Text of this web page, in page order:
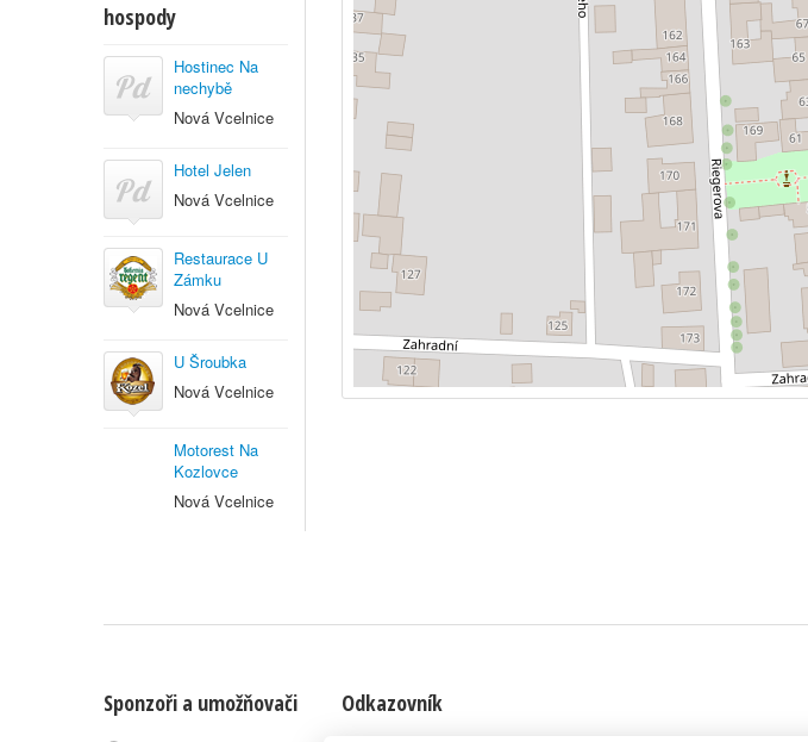
hospody
Hostinec Na
nechybě
Nová Vcelnice
Hotel Jelen
Nová Vcelnice
Restaurace U
Zámku
Nová Vcelnice
U Šroubka
Nová Vcelnice
Motorest Na
Kozlovce
Nová Vcelnice
Sponzoři a umožňovači Odkazovník